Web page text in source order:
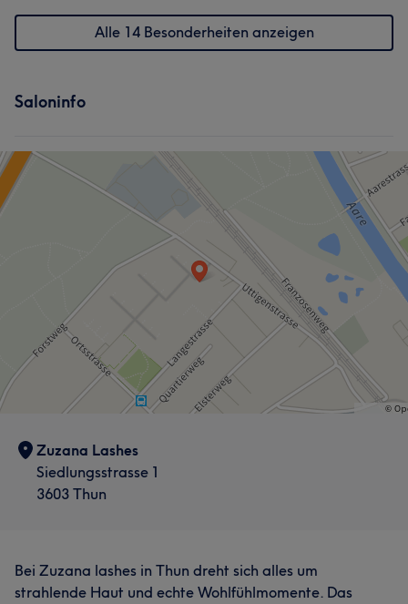
Alle 14 Besonderheiten anzeigen
Saloninfo
Zuzana Lashes
Siedlungsstrasse 1
3603 Thun
Bei Zuzana lashes in Thun dreht sich alles um
strahlende Haut und echte Wohlfühlmomente. Das